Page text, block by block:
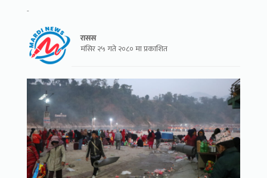
-
रासस
मंसिर २५ गते २०८० मा प्रकाशित